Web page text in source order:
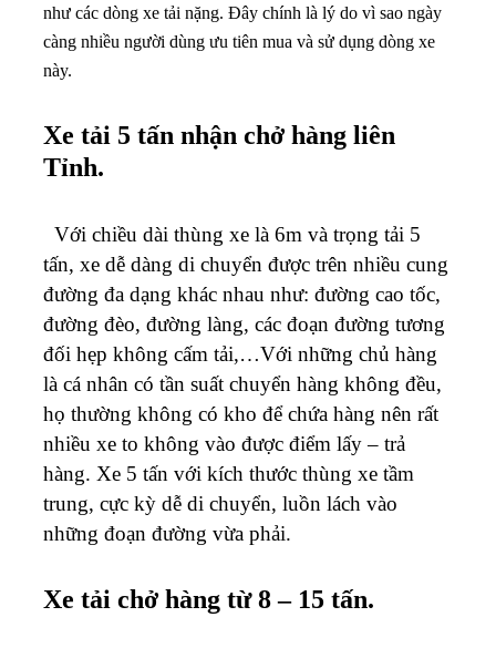
như các dòng xe tải nặng. Đây chính là lý do vì sao ngày
càng nhiều người dùng ưu tiên mua và sử dụng dòng xe
này.
Xe tải 5 tấn nhận chở hàng liên
Tỉnh.
Với chiều dài thùng xe là 6m và trọng tải 5
tấn, xe dễ dàng di chuyển được trên nhiều cung
đường đa dạng khác nhau như: đường cao tốc,
đường đèo, đường làng, các đoạn đường tương
đối hẹp không cấm tải,…Với những chủ hàng
là cá nhân có tần suất chuyển hàng không đều,
họ thường không có kho để chứa hàng nên rất
nhiều xe to không vào được điểm lấy – trả
hàng. Xe 5 tấn với kích thước thùng xe tầm
trung, cực kỳ dễ di chuyển, luồn lách vào
những đoạn đường vừa phải.
Xe tải chở hàng từ 8 – 15 tấn.